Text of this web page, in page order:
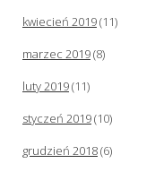
kwiecień 2019(11)
marzec 2019(8)
luty 2019(11)
styczeń 2019(10)
grudzień 2018(6)